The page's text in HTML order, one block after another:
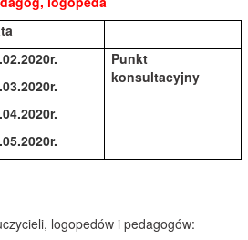
Punkt
konsultacyjny
logopedów i pedagogów: